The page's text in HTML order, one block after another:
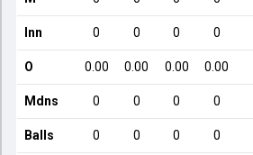
Inn 0 0 0 0
O 0.00 0.00 0.00 0.00
Mdns 0 0 0 0
Balls 0 0 0 0